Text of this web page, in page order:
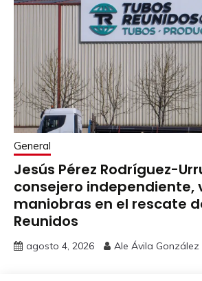
General
Jesús Pérez Rodríguez-
consejero independiente,
maniobras en el rescate
Reunidos
agosto 4, 2026 Ale Ávila González